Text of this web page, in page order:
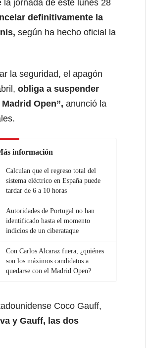
jornada de este lunes 28
definitivamente la
según ha hecho oficial la
la seguridad, el apagón
obliga a suspender
Madrid Open”, anunció la
información
Calculan que el regreso total del
sistema eléctrico en España puede
tardar de 6 a 10 horas
Autoridades de Portugal no han
identificado hasta el momento
indicios de un ciberataque
Con Carlos Alcaraz fuera, ¿quiénes
son los máximos candidatos a
quedarse con el Madrid Open?
Coco Gauff,
y Gauff, las dos